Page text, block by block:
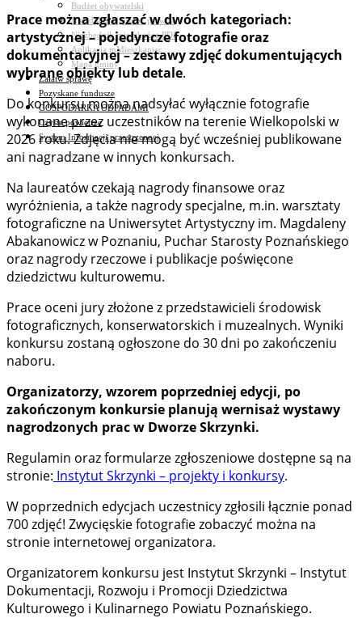
Budżet obywatelski
Nieodpłatna pomoc prawna
Niezbędnik mieszkańca PDF
Aplikacja mMieszkaniec
Mapa gminy
Załatw sprawę
Pozyskane fundusze
GOSPODARKA ODPADAMI
Czyste powietrze
System Informacji przestrzennej
Prace można zgłaszać w dwóch kategoriach:
artystycznej – pojedyncze fotografie oraz
dokumentacyjnej – zestawy zdjęć dokumentujących
wybrane obiekty lub detale.
Do konkursu można nadsyłać wyłącznie fotografie
wykonane przez uczestników na terenie Wielkopolski w
2026 roku. Zdjęcia nie mogą być wcześniej publikowane
ani nagradzane w innych konkursach.
Na laureatów czekają nagrody finansowe oraz
wyróżnienia, a także nagrody specjalne, m.in. warsztaty
fotograficzne na Uniwersytet Artystyczny im. Magdaleny
Abakanowicz w Poznaniu, Puchar Starosty Poznańskiego
oraz nagrody rzeczowe i publikacje poświęcone
dziedzictwu kulturowemu.
Prace oceni jury złożone z przedstawicieli środowisk
fotograficznych, konserwatorskich i muzealnych. Wyniki
konkursu zostaną ogłoszone do 30 dni po zakończeniu
naboru.
Organizatorzy, wzorem poprzedniej edycji, po
zakończonym konkursie planują wernisaż wystawy
nagrodzonych prac w Dworze Skrzynki.
Regulamin oraz formularze zgłoszeniowe dostępne są na
stronie: Instytut Skrzynki – projekty i konkursy.
W poprzednich edycjach uczestnicy zgłosili łącznie ponad
700 zdjęć! Zwycięskie fotografie zobaczyć można na
stronie internetowej organizatora.
Organizatorem konkursu jest Instytut Skrzynki – Instytut
Dokumentacji, Rozwoju i Promocji Dziedzictwa
Kulturowego i Kulinarnego Powiatu Poznańskiego.